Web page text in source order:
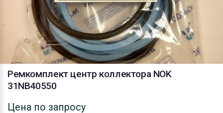
Ремкомплект центр коллектора NOK
31NB40550
Цена по запросу
Электроника
Все для дома
Хобби и отдых
Животные